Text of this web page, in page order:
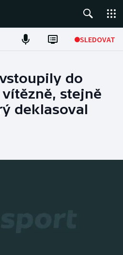
SLEDOVAT
do
stejně
deklasoval